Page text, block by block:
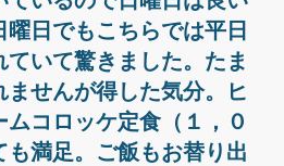
日でもこちらでは平日
いて驚きました。たま
せんが得した気分。ヒ
ムコロッケ定食（１，０
も満足。ご飯もお替り出